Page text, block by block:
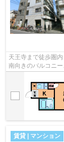
天王寺まで徒歩圏内
南向きのバルコニ
賃貸 | マンション